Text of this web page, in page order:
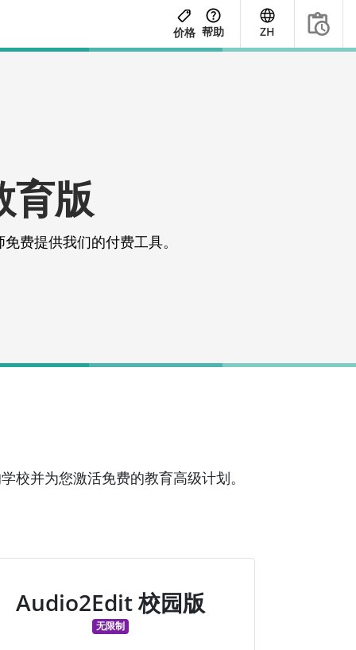
价格 帮助 ZH
版
费提供我们的付费工具。
校并为您激活免费的教育高级计划。
Audio2Edit 校园版
无限制